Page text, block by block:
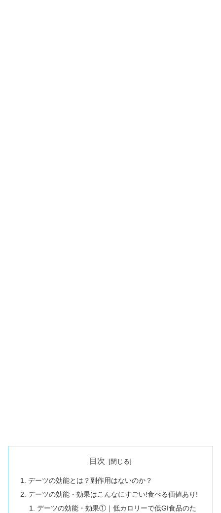
目次
デーツの効能とは？副作用はないのか？
デーツの効能・効果はこんなにすごい!食べる価値あり!
デーツの効能・効果①｜低カロリーで低GI食品のた